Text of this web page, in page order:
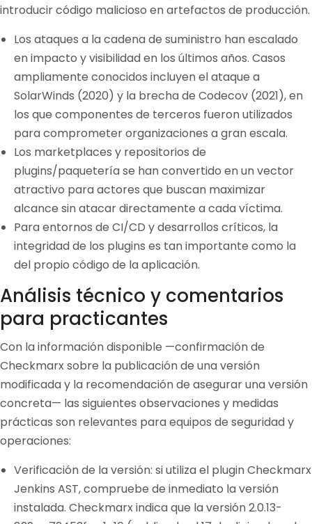
introducir código malicioso en artefactos de producción.
Los ataques a la cadena de suministro han escalado
en impacto y visibilidad en los últimos años. Casos
ampliamente conocidos incluyen el ataque a
SolarWinds (2020) y la brecha de Codecov (2021), en
los que componentes de terceros fueron utilizados
para comprometer organizaciones a gran escala.
Los marketplaces y repositorios de
plugins/paquetería se han convertido en un vector
atractivo para actores que buscan maximizar
alcance sin atacar directamente a cada víctima.
Para entornos de CI/CD y desarrollos críticos, la
integridad de los plugins es tan importante como la
del propio código de la aplicación.
Análisis técnico y comentarios
para practicantes
Con la información disponible —confirmación de
Checkmarx sobre la publicación de una versión
modificada y la recomendación de asegurar una versión
concreta— las siguientes observaciones y medidas
prácticas son relevantes para equipos de seguridad y
operaciones:
Verificación de la versión: si utiliza el plugin Checkmarx
Jenkins AST, compruebe de inmediato la versión
instalada. Checkmarx indica que la versión 2.0.13-